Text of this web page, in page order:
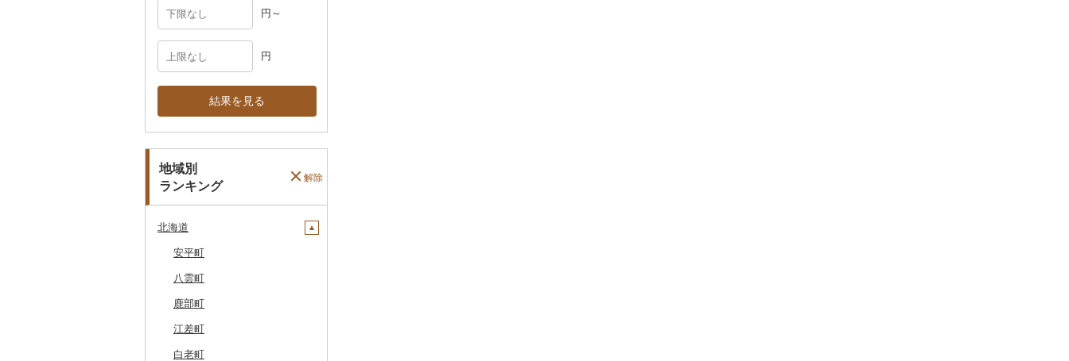
円～
円
結果を見る
地域別
ランキング
解除
北海道
安平町
八雲町
鹿部町
江差町
白老町